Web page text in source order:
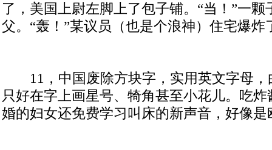
了，美国上尉左脚上了包子铺。“当！”一颗
父。“轰！”某议员（也是个浪神）住宅爆炸
11 ，中国废除方块字，实用英文字母
只好在字上画星号、犄角甚至小花儿。吃
婚的妇女还免费学习叫床的新声音，好像是